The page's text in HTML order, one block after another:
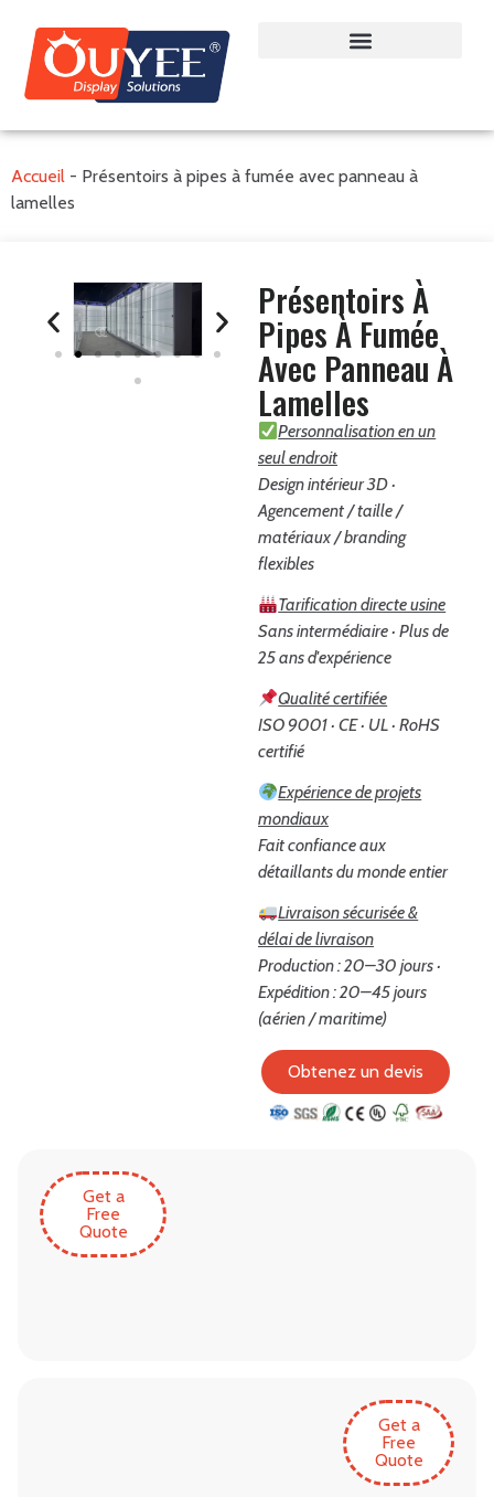
Accueil - Présentoirs à pipes à fumée avec panneau à
lamelles
Présentoirs À
Pipes À Fumée
Avec Panneau À
Lamelles
Personnalisation en un
seul endroit
Design intérieur 3D ·
Agencement / taille /
matériaux / branding
flexibles
Tarification directe usine
Sans intermédiaire · Plus de
25 ans d'expérience
Qualité certifiée
ISO 9001 · CE · UL · RoHS
certifié
Expérience de projets
mondiaux
Fait confiance aux
détaillants du monde entier
Livraison sécurisée &
délai de livraison
Production : 20–30 jours ·
Expédition : 20–45 jours
(aérien / maritime)
Obtenez un devis
Get a
Free
Quote
Get a
Free
Quote